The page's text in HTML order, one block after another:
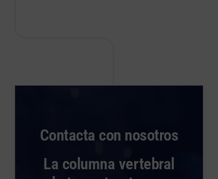
Contacta con nosotros
La columna vertebral